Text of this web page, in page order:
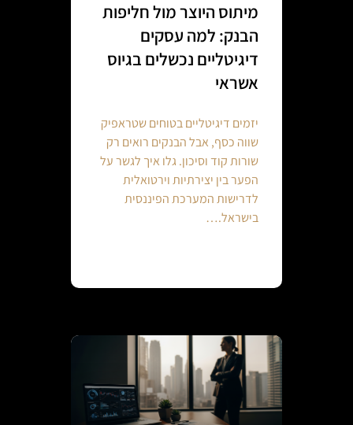
מיתוס היוצר מול חליפות
הבנק: למה עסקים
דיגיטליים נכשלים בגיוס
אשראי
יזמים דיגיטליים בטוחים שטראפיק
שווה כסף, אבל הבנקים רואים רק
שורות קוד וסיכון. גלו איך לגשר על
הפער בין יצירתיות וירטואלית
לדרישות המערכת הפיננסית
בישראל.…